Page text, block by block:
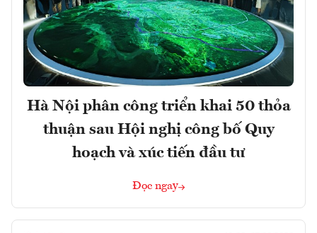
Hà Nội phân công triển khai 50 thỏa
thuận sau Hội nghị công bố Quy
hoạch và xúc tiến đầu tư
Đọc ngay